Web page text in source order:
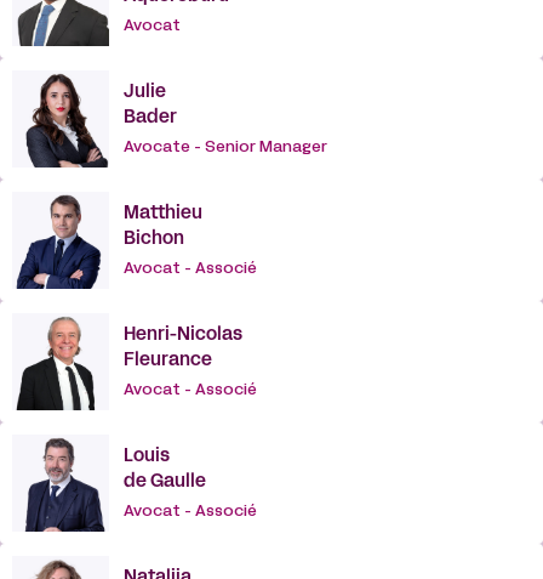
Avocat
Julie
Bader
Avocate - Senior Manager
Matthieu
Bichon
Avocat - Associé
Henri-Nicolas
Fleurance
Avocat - Associé
Louis
de Gaulle
Avocat - Associé